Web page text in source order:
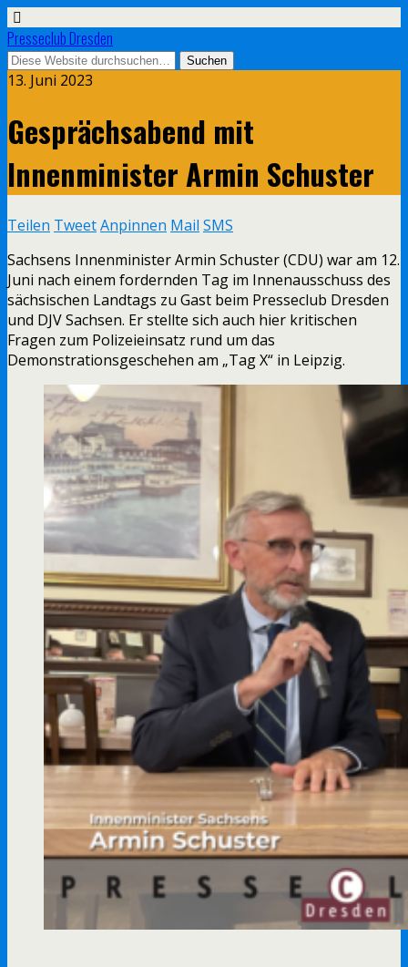
Presseclub Dresden
13. Juni 2023
Gesprächsabend mit
Innenminister Armin Schuster
Teilen TweetAnpinnen Mail SMS
Sachsens Innenminister Armin Schuster (CDU) war am 12.
Juni nach einem fordernden Tag im Innenausschuss des
sächsischen Landtags zu Gast beim Presseclub Dresden
und DJV Sachsen. Er stellte sich auch hier kritischen
Fragen zum Polizeieinsatz rund um das
Demonstrationsgeschehen am „Tag X“ in Leipzig.